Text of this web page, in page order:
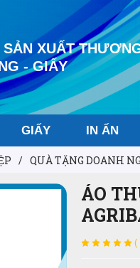
SẢN XUẤT
- GIẤY
GIẤY IN ẤN
/ QUÀ TẶNG DOANH
ÁO
(